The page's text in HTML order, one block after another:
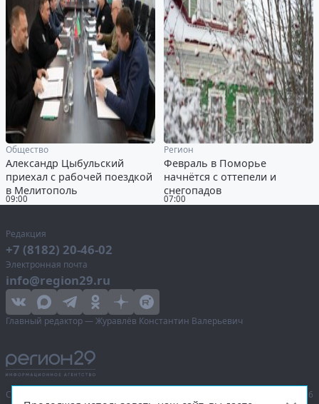
09:00
Общество
Александр Цыбульский
приехал с рабочей поездкой
в Мелитополь
07:00
Регион
Февраль в Поморье
начнётся с оттепели и
снегопадов
Редакция
+7 (8182) 20-46-02
Электронная почта
info@region29.ru
Главный редактор — Журавлёв Константин Валерьевич
Сетевое издание «Информационное агентство Регион 29», © 2016–2026